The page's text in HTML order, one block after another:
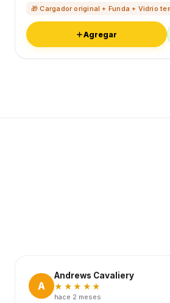
🎁 Cargador original + Funda + Vidrio
Agregar
A
Andrews Cavaliery
★★★★★
hace 2 meses